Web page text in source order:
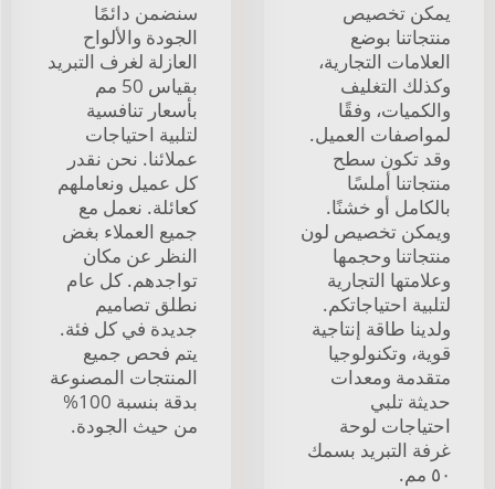
يمكن تخصيص
منتجاتنا بوضع
العلامات التجارية،
وكذلك التغليف
والكميات، وفقًا
لمواصفات العميل.
وقد تكون سطح
منتجاتنا أملسًا
بالكامل أو خشنًا.
ويمكن تخصيص لون
منتجاتنا وحجمها
وعلامتها التجارية
لتلبية احتياجاتكم.
ولدينا طاقة إنتاجية
قوية، وتكنولوجيا
متقدمة ومعدات
حديثة تلبي
احتياجات لوحة
غرفة التبريد بسمك
٥٠ مم.
سنضمن دائمًا
الجودة والألواح
العازلة لغرف التبريد
بقياس 50 مم
بأسعار تنافسية
لتلبية احتياجات
عملائنا. نحن نقدر
كل عميل ونعاملهم
كعائلة. نعمل مع
جميع العملاء بغض
النظر عن مكان
تواجدهم. كل عام
نطلق تصاميم
جديدة في كل فئة.
يتم فحص جميع
المنتجات المصنوعة
بدقة بنسبة 100%
من حيث الجودة.